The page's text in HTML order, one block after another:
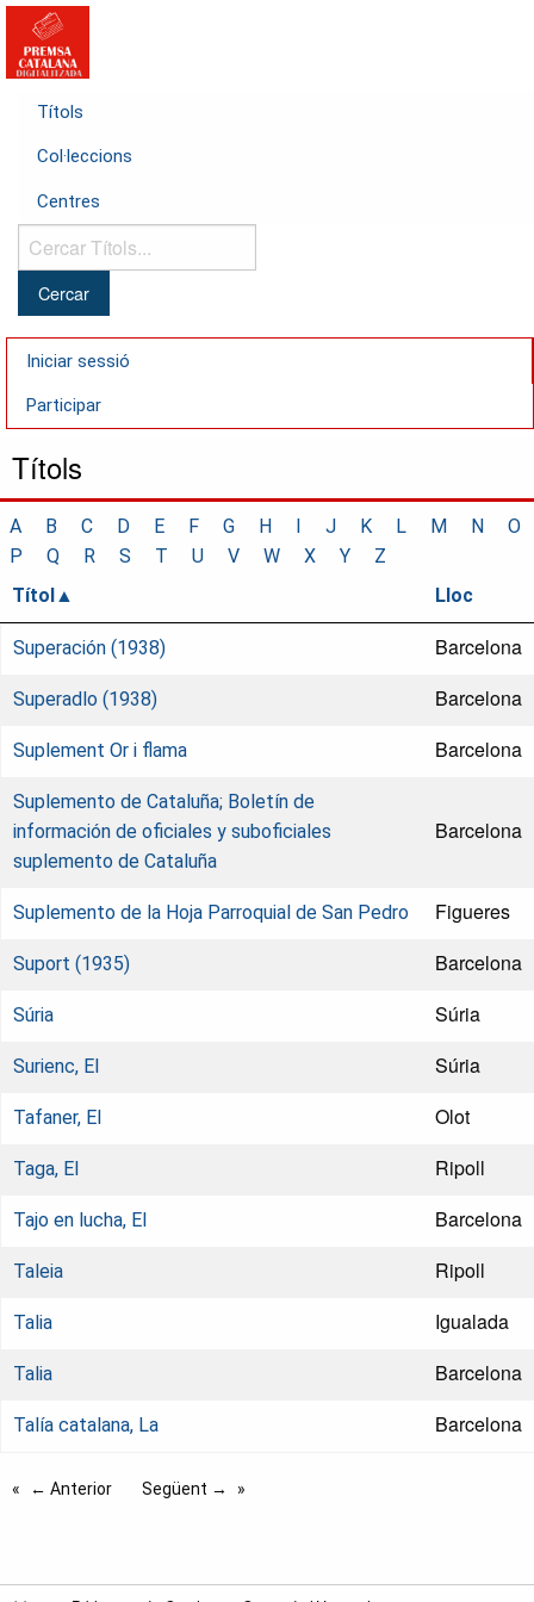
Títols
Col·leccions
Centres
Cercar
Títols...
Iniciar sessió
Participar
Títols
A B C D E F G H I J K L M N
O
P
Q R S T U V W X Y
Z
Títol
Lloc
Superación (1938) Barcelona
Superadlo (1938) Barcelona
Suplement Or i flama Barcelona
Suplemento de Cataluña; Boletín de
información de oficiales y suboficiales
suplemento de Cataluña
Barcelona
Suplemento de la Hoja Parroquial de San Pedro Figueres
Suport (1935) Barcelona
Súria Súria
Surienc, El Súria
Tafaner, El Olot
Taga, El Ripoll
Tajo en lucha, El Barcelona
Taleia Ripoll
Talia Igualada
Talia Barcelona
Talía catalana, La Barcelona
← Anterior Següent →